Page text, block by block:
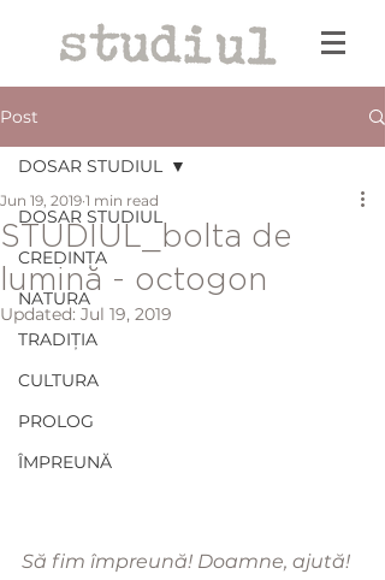
Post
DOSAR STUDIUL
CREDINȚA
NATURA
TRADIȚIA
CULTURA
PROLOG
ÎMPREUNĂ
DOSAR STUDIUL
STUDIUL_bolta de
lumină - octogon
Jun 19, 2019 1 min read
Updated: Jul 19, 2019
Să fim împreună! Doamne, ajută!